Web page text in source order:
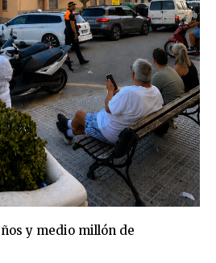
y medio millón de